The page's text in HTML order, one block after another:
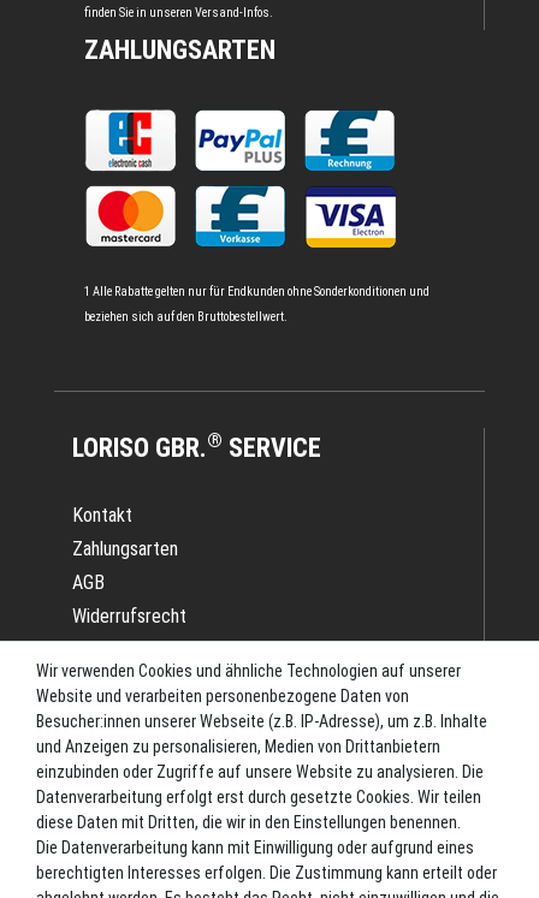
finden Sie in unseren Versand-Infos.
ZAHLUNGSARTEN
1 Alle Rabatte gelten nur für Endkunden ohne Sonderkonditionen und
beziehen sich auf den Bruttobestellwert.
LORISO GBR.® SERVICE
Kontakt
Zahlungsarten
AGB
Widerrufsrecht
Impressum
Datenschutz
Batterieverordnung
Versand
Blog
TOP-KATEGORIEN
Angel-Rollen
Wir verwenden Cookies und ähnliche Technologien auf unserer
Website und verarbeiten personenbezogene Daten von
Besucher:innen unserer Webseite (z.B. IP-Adresse), um z.B. Inhalte
und Anzeigen zu personalisieren, Medien von Drittanbietern
einzubinden oder Zugriffe auf unsere Website zu analysieren. Die
Datenverarbeitung erfolgt erst durch gesetzte Cookies. Wir teilen
diese Daten mit Dritten, die wir in den Einstellungen benennen.
Die Datenverarbeitung kann mit Einwilligung oder aufgrund eines
berechtigten Interesses erfolgen. Die Zustimmung kann erteilt oder